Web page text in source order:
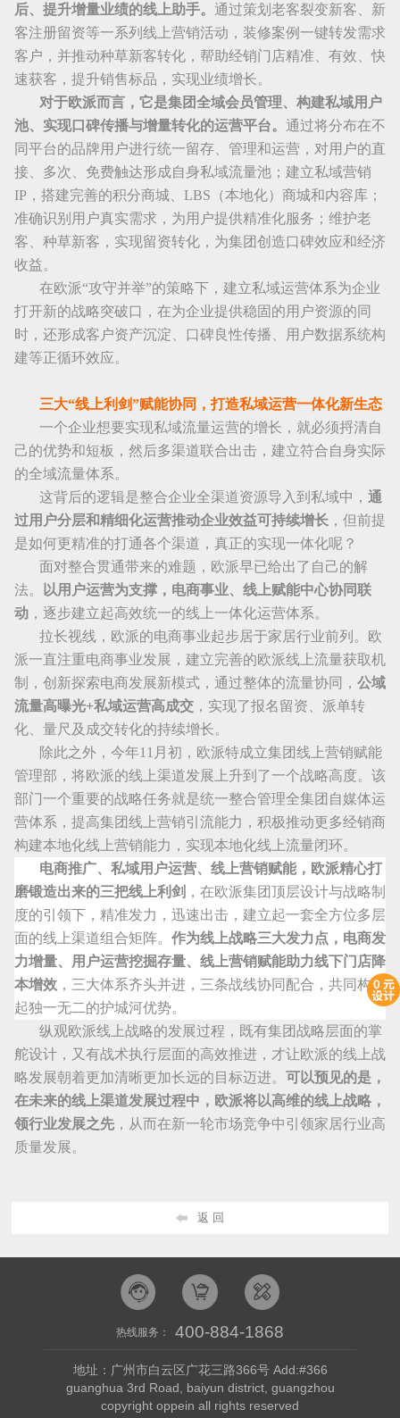
后、提升增量业绩的线上助手。 通过策划老客裂变新客、新
客注册留资等一系列线上营销活动，装修案例一键转发需求
客户，并推动种草新客转化，帮助经销门店精准、有效、快
速获客，提升销售标品，实现业绩增长。
对于欧派而言，它是集团全域会员管理、构建私域用户
池、实现口碑传播与增量转化的运营平台。 通过将分布在不
同平台的品牌用户进行统一留存、管理和运营，对用户的直
接、多次、免费触达形成自身私域流量池；建立私域营销
IP ，搭建完善的积分商城、 LBS （本地化）商城和内容库；
准确识别用户真实需求，为用户提供精准化服务；维护老
客、种草新客，实现留资转化，为集团创造口碑效应和经济
收益。
在欧派“攻守并举”的策略下，建立私域运营体系为企业
打开新的战略突破口，在为企业提供稳固的用户资源的同
时，还形成客户资产沉淀、口碑良性传播、用户数据系统构
建等正循环效应。
三大“线上利剑”赋能协同，打造私域运营一体化新生态
一个企业想要实现私域流量运营的增长，就必须捋清自
己的优势和短板，然后多渠道联合出击，建立符合自身实际
的全域流量体系。
这背后的逻辑是整合企业全渠道资源导入到私域中， 通
过用户分层和精细化运营推动企业效益可持续增长，但前提
是如何更精准的打通各个渠道，真正的实现一体化呢？
面对整合贯通带来的难题，欧派早已给出了自己的解
法。
以用户运营为支撑，电商事业、线上赋能中心协同联
动，逐步建立起高效统一的线上一体化运营体系。
拉长视线，欧派的电商事业起步居于家居行业前列。欧
派一直注重电商事业发展，建立完善的欧派线上流量获取机
制，创新探索电商发展新模式，通过整体的流量协同， 公域
流量高曝光+私域运营高成交，实现了报名留资、派单转
化、量尺及成交转化的持续增长。
除此之外，今年11 月初，欧派特成立集团线上营销赋能
管理部，将欧派的线上渠道发展上升到了一个战略高度。该
部门一个重要的战略任务就是统一整合管理全集团自媒体运
营体系，提高集团线上营销引流能力，积极推动更多经销商
构建本地化线上营销能力，实现本地化线上流量闭环。
电商推广、私域用户运营、线上营销赋能，欧派精心打
磨锻造出来的三把线上利剑 ，在欧派集团顶层设计与战略制
度的引领下，精准发力，迅速出击，建立起一套全方位多层
面的线上渠道组合矩阵。 作为线上战略三大发力点，电商发
力增量、用户运营挖掘存量、线上营销赋能助力线下门店降
本增效，三大体系齐头并进，三条战线协同配合，共同构建
起独一无二的护城河优势。
纵观欧派线上战略的发展过程，既有集团战略层面的掌
舵设计，又有战术执行层面的高效推进，才让欧派的线上战
略发展朝着更加清晰更加长远的目标迈进。 可以预见的是，
在未来的线上渠道发展过程中，欧派将以高维的线上战略，
领行业发展之先，从而在新一轮市场竞争中引领家居行业高
质量发展。
返 回
热线服务： 400-884-1868
地址：广州市白云区广花三路366号 Add:#366
guanghua 3rd Road, baiyun district, guangzhou
copyright oppein all rights reserved